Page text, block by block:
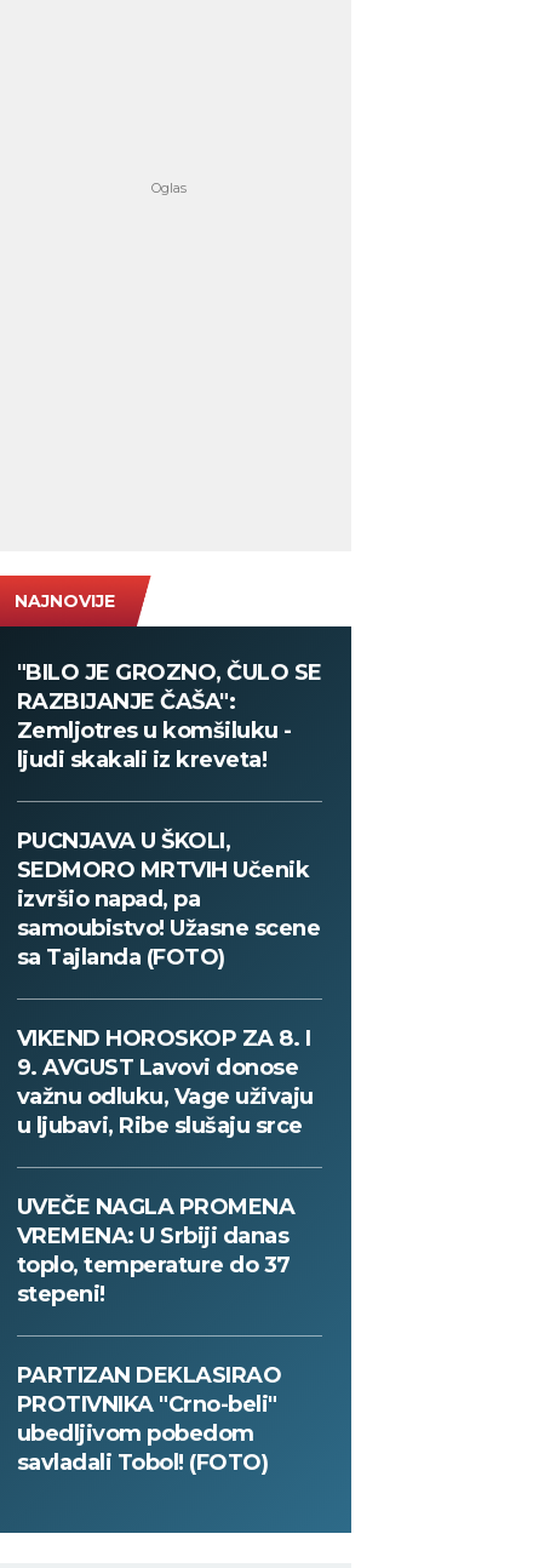
NAJNOVIJE
"BILO JE GROZNO, ČULO SE
RAZBIJANJE ČAŠA":
Zemljotres u komšiluku -
ljudi skakali iz kreveta!
PUCNJAVA U ŠKOLI,
SEDMORO MRTVIH Učenik
izvršio napad, pa
samoubistvo! Užasne scene
sa Tajlanda (FOTO)
VIKEND HOROSKOP ZA 8. I
9. AVGUST Lavovi donose
važnu odluku, Vage uživaju
u ljubavi, Ribe slušaju srce
UVEČE NAGLA PROMENA
VREMENA: U Srbiji danas
toplo, temperature do 37
stepeni!
PARTIZAN DEKLASIRAO
PROTIVNIKA "Crno-beli"
ubedljivom pobedom
savladali Tobol! (FOTO)